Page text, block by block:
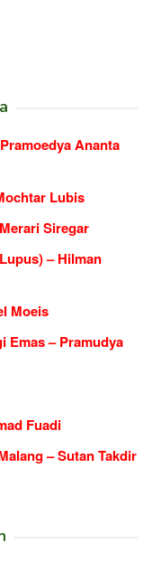
Ananta
Lubis
Siregar
– Hilman
Moeis
Emas – Pramudya
Fuadi
– Sutan Takdir